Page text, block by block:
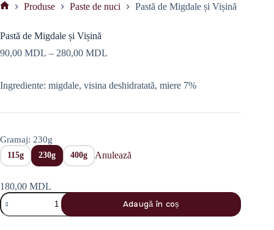
Produse Paste de nuci Pastă de Migdale și Vișină
Pastă de Migdale și Vișină
90,00 MDL – 280,00 MDL
90,00 MDL
Ingrediente: migdale, visina deshidratată, miere 7%
Gramaj: 230g
115g 230g 400g Anulează
180,00 MDL
Cantitate
Pastă
de
Adaugă în coș